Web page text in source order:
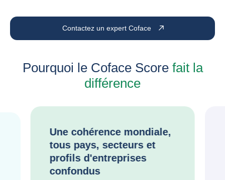
Contactez un expert Coface
Pourquoi le Coface Scorefait la
différence
Une cohérence mondiale,
tous pays, secteurs et
profils d'entreprises
confondus